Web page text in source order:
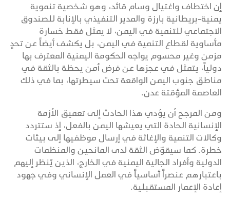
إن اختطاف واغتيال وسام قائد، وهو شخصية تنموية
يمنية-بريطانية بارزة والمدير التنفيذي بالإنابة للصندوق
الاجتماعي للتنمية في اليمن، لا يمثل فقط خسارة
مأساوية لقطاع التنمية في اليمن، بل يكشف أيضاً عن تحدٍ
مزمن وغير محسوم يواجه الحكومة اليمنية المعترف بها
دولياً، يتمثل في عجزها عن فرض أمن يحظة بالثقة في
مناطق جنوب اليمن الواقعة تحت سيطرتها، بما في ذلك
العاصمة المؤقتة عدن.
ومن المرجح أن يؤدي هذا الحادث إلى تعميق الأزمة
الإنسانية الحادة التي يعيشها اليمن بالفعل، إذ ستتردد
وكالات التنمية والإغاثة في إرسال موظفيها إلى بيئات
خطرة. كما سيقوّض الثقة لدى المانحين والمنظمات
الدولية وأفراد الجالية اليمنية في الخارج، الذين يُنظر إليهم
باعتبارهم عنصراً أساسياً في العمل الإنساني وفي جهود
إعادة الإعمار المستقبلية.